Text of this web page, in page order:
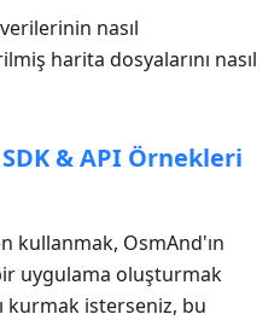
nasıl
harita dosyalarını nasıl
& API Örnekleri
kullanmak, OsmAnd'ın
uygulama oluşturmak
kurmak isterseniz, bu